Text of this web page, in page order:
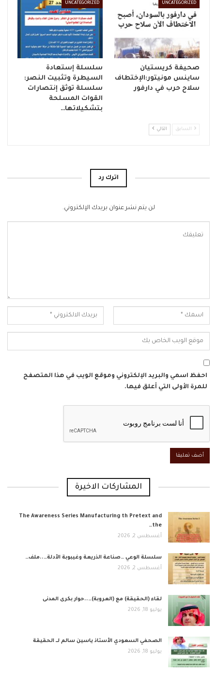
UNCATEGORIZED
صحيفة كريستيان
ساينس مونيتور:الإختطاف
سلاح حرب في دارفور
UNCATEGORIZED
سلسلة إستعادة
السيطرة وتثبيت النصر:
سلسلة توثق إنتصارات
القوات المسلحة
بتشكيلاتها…
السابق التالي
اترك رد
لن يتم نشر عنوان بريدك الإلكتروني.
احفظ اسمي والبريد الإلكتروني وموقع الويب في هذا المتصفح
للمرة الأولى التي أعلق فيها.
المشاركات الاخيرة
The Awareness Series Manufacturing th Pretext and
the…
أغسطس 2, 2026
​سلسلة الوعي …صناعة الذريعة وغيبوبة الأدلة…..ملف…
أغسطس 2, 2026
لقاء (الحقيقة) مع (العروبة)…..حوار بكرى المدنى
يوليو 18, 2026
الصحفي السعودي الأستاذ ياسين سالم لــ الحقيقة
يوليو 18, 2026